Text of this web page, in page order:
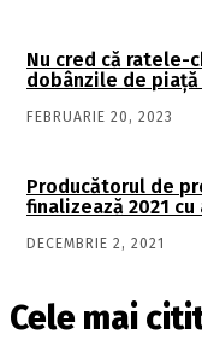
Nu cred că ratele-
dobânzile de
FEBRUARIE 20, 2023
Producătorul de
finalizează 2021
DECEMBRIE 2, 2021
Cele mai